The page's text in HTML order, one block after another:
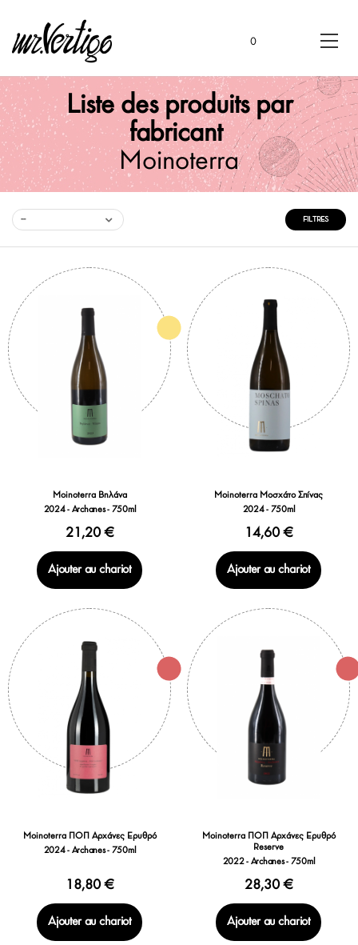
0
Liste des produits par
fabricant
Moinoterra
-- FILTRES
Moinoterra Βηλάνα
2024 - Archanes - 750ml
21,20 €
Ajouter au chariot
Moinoterra Μοσχάτο Σπίνας
2024 - 750ml
14,60 €
Ajouter au chariot
Moinoterra ΠΟΠ Αρχάνες Ερυθρό
2024 - Archanes - 750ml
18,80 €
Ajouter au chariot
Moinoterra ΠΟΠ Αρχάνες Ερυθρό
Reserve
2022 - Archanes - 750ml
28,30 €
Ajouter au chariot